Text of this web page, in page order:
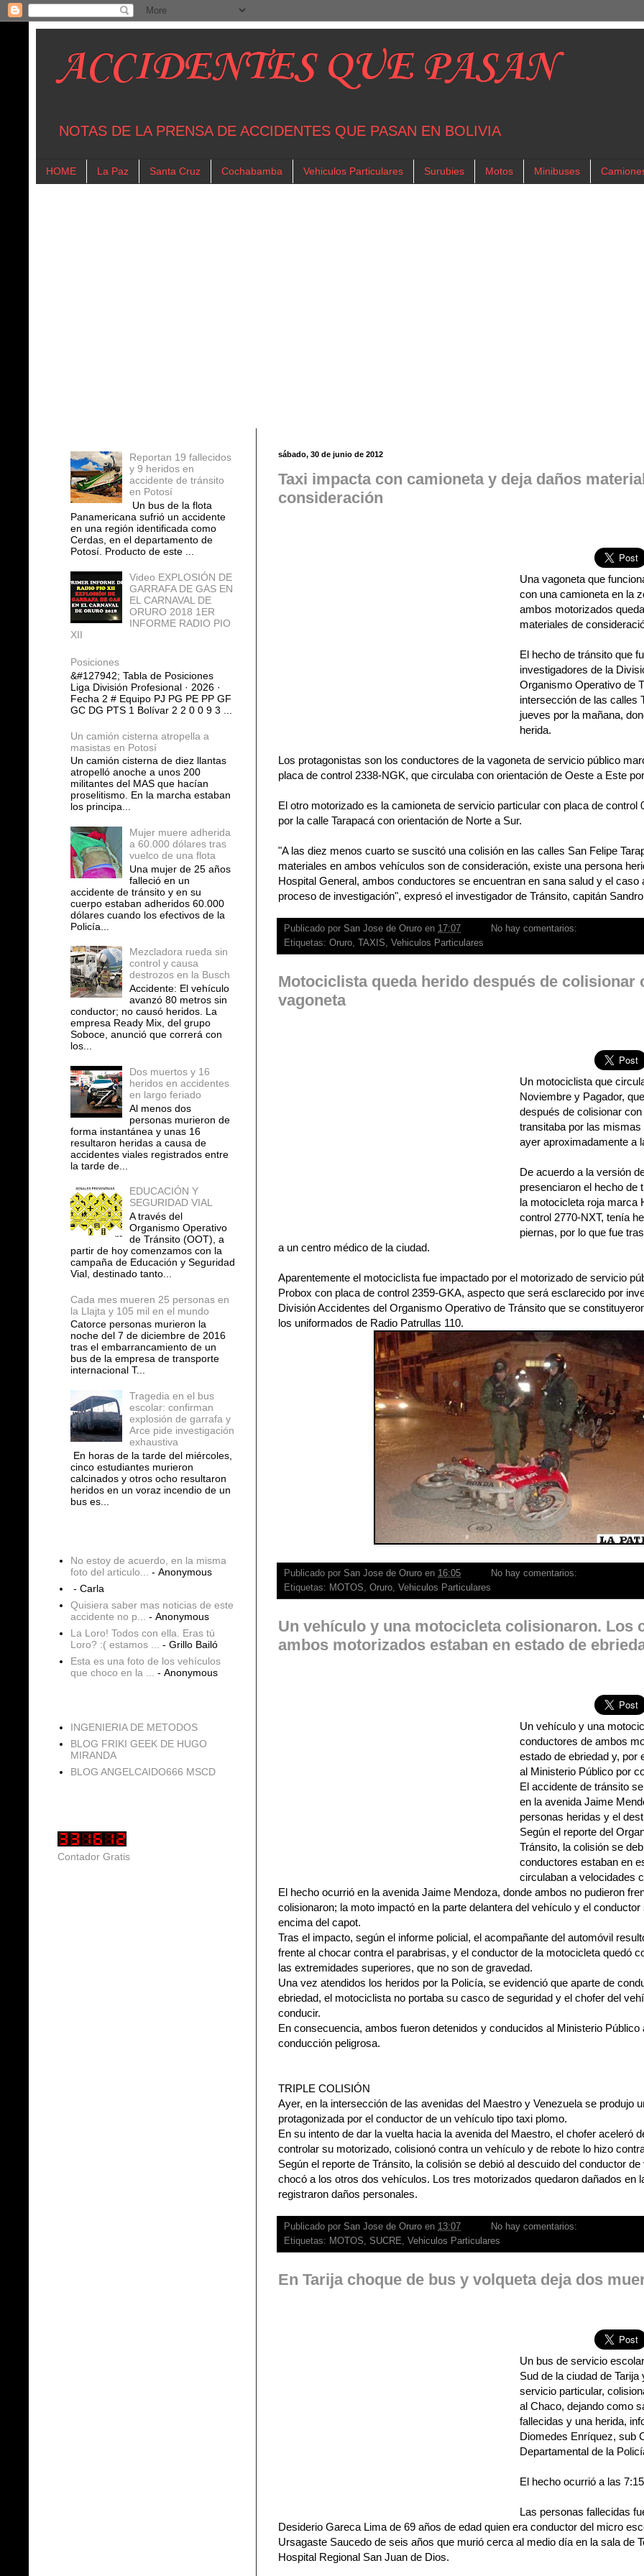
ACCIDENTES QUE PASAN
NOTAS DE LA PRENSA DE ACCIDENTES QUE PASAN EN BOLIVIA
HOME La Paz Santa Cruz Cochabamba Vehiculos Particulares Surubies Motos Minibuses
sábado, 30 de junio de 2012
Taxi impacta con camioneta y deja daños
consideración
Una vagoneta que
con una camioneta en la
ambos motorizados
materiales de
El hecho de tránsito que
investigadores de la
Organismo Operativo de
intersección de las calles
jueves por la mañana,
herida.
Los protagonistas son los conductores de la vagoneta de servicio público
placa de control 2338-NGK, que circulaba con orientación de Oeste a Este
El otro motorizado es la camioneta de servicio particular con placa de control
por la calle Tarapacá con orientación de Norte a Sur.
"A las diez menos cuarto se suscitó una colisión en las calles San Felipe
materiales en ambos vehículos son de consideración, existe una persona
Hospital General, ambos conductores se encuentran en sana salud y el caso
proceso de investigación", expresó el investigador de Tránsito, capitán
Publicado por San Jose de Oruro en 17:07
No hay comentarios:
Etiquetas: Oruro, TAXIS, Vehiculos Particulares
Motociclista queda herido después de colisionar
vagoneta
Un motociclista que
Noviembre y Pagador,
después de colisionar
transitaba por las mismas
ayer aproximadamente a
De acuerdo a la versión
presenciaron el hecho de
la motocicleta roja marca
control 2770-NXT, tenía
piernas, por lo que fue
a un centro médico de la ciudad.
Aparentemente el motociclista fue impactado por el motorizado de servicio
Probox con placa de control 2359-GKA, aspecto que será esclarecido por
División Accidentes del Organismo Operativo de Tránsito que se
los uniformados de Radio Patrullas 110.
Publicado por San Jose de Oruro en 16:05
No hay comentarios:
Etiquetas: MOTOS, Oruro, Vehiculos Particulares
Un vehículo y una motocicleta colisionaron. Los
ambos motorizados estaban en estado de
Un vehículo y una
conductores de ambos
estado de ebriedad y, por
al Ministerio Público por
El accidente de tránsito
en la avenida Jaime
personas heridas y el
Según el reporte del
Tránsito, la colisión se
conductores estaban en
circulaban a velocidades
El hecho ocurrió en la avenida Jaime Mendoza, donde ambos no pudieron
colisionaron; la moto impactó en la parte delantera del vehículo y el
encima del capot.
Tras el impacto, según el informe policial, el acompañante del automóvil
frente al chocar contra el parabrisas, y el conductor de la motocicleta quedó
las extremidades superiores, que no son de gravedad.
Una vez atendidos los heridos por la Policía, se evidenció que aparte de
ebriedad, el motociclista no portaba su casco de seguridad y el chofer del
conducir.
En consecuencia, ambos fueron detenidos y conducidos al Ministerio Público
conducción peligrosa.
TRIPLE COLISIÓN
Ayer, en la intersección de las avenidas del Maestro y Venezuela se produjo
protagonizada por el conductor de un vehículo tipo taxi plomo.
En su intento de dar la vuelta hacia la avenida del Maestro, el chofer aceleró
controlar su motorizado, colisionó contra un vehículo y de rebote lo hizo
Según el reporte de Tránsito, la colisión se debió al descuido del conductor
chocó a los otros dos vehículos. Los tres motorizados quedaron dañados en
registraron daños personales.
Publicado por San Jose de Oruro en 13:07
No hay comentarios:
Etiquetas: MOTOS SUCRE Vehiculos Particulares
En Tarija choque de bus y volqueta deja dos
Un bus de servicio
Sud de la ciudad de
servicio particular,
al Chaco, dejando como
fallecidas y una herida,
Diomedes Enríquez, sub
Departamental de la
El hecho ocurrió a las
Las personas fallecidas
Desiderio Gareca Lima de 69 años de edad quien era conductor del micro
Ursagaste Saucedo de seis años que murió cerca al medio día en la sala de
Hospital Regional San Juan de Dios.
Reportan 19 fallecidos
y 9 heridos en
accidente de tránsito
en Potosí
Un bus de la flota
Panamericana sufrió un accidente
en una región identificada como
Cerdas, en el departamento de
Potosí. Producto de este ...
Video EXPLOSIÓN DE
GARRAFA DE GAS EN
EL CARNAVAL DE
ORURO 2018 1ER
INFORME RADIO PIO
XII
Posiciones
&#127942; Tabla de Posiciones
Liga División Profesional · 2026 ·
Fecha 2 # Equipo PJ PG PE PP GF
GC DG PTS 1 Bolívar 2 2 0 0 9 3 ...
Un camión cisterna atropella a
masistas en Potosí
Un camión cisterna de diez llantas
atropelló anoche a unos 200
militantes del MAS que hacían
proselitismo. En la marcha estaban
los principa...
Mujer muere adherida
a 60.000 dólares tras
vuelco de una flota
Una mujer de 25 años
falleció en un
accidente de tránsito y en su
cuerpo estaban adheridos 60.000
dólares cuando los efectivos de la
Policía...
Mezcladora rueda sin
control y causa
destrozos en la Busch
Accidente: El vehículo
avanzó 80 metros sin
conductor; no causó heridos. La
empresa Ready Mix, del grupo
Soboce, anunció que correrá con
los...
Dos muertos y 16
heridos en accidentes
en largo feriado
Al menos dos
personas murieron de
forma instantánea y unas 16
resultaron heridas a causa de
accidentes viales registrados entre
la tarde de...
EDUCACIÓN Y
SEGURIDAD VIAL
A través del
Organismo Operativo
de Tránsito (OOT), a
partir de hoy comenzamos con la
campaña de Educación y Seguridad
Vial, destinado tanto...
Cada mes mueren 25 personas en
la Llajta y 105 mil en el mundo
Catorce personas murieron la
noche del 7 de diciembre de 2016
tras el embarrancamiento de un
bus de la empresa de transporte
internacional T...
Tragedia en el bus
escolar: confirman
explosión de garrafa y
Arce pide investigación
exhaustiva
En horas de la tarde del miércoles,
cinco estudiantes murieron
calcinados y otros ocho resultaron
heridos en un voraz incendio de un
bus es...
No estoy de acuerdo, en la misma
foto del articulo...
- Anonymous
- Carla
Quisiera saber mas noticias de este
accidente no p...
- Anonymous
La Loro! Todos con ella. Eras tú
Loro? :( estamos ...
- Grillo Bailó
Esta es una foto de los vehículos
que choco en la ...
- Anonymous
INGENIERIA DE METODOS
BLOG FRIKI GEEK DE HUGO
MIRANDA
BLOG ANGELCAIDO666 MSCD
Contador Gratis